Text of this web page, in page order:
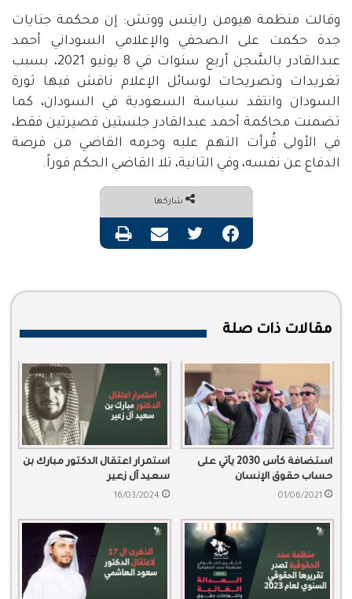
وقالت منظمة هيومن رايتس ووتش: إن محكمة جنايات
جدة حكمت على الصحفي والإعلامي السوداني أحمد
عبدالقادر بالسَّجن أربع سنوات في 8يونيو 2021، بسبب
تغريدات وتصريحات لوسائل الإعلام ناقش فيها ثورة
السودان وانتقد سياسة السعودية في السودان، كما
تضمنت محاكمة أحمد عبدالقادر جلستين قصيرتين فقط،
في الأولى قُرأت التهم عليه وحرمه القاضي من فرصة
الدفاع عن نفسه، وفي الثانية، تلا القاضي الحكم فوراً.
شاركها
فيسبوك تويتر مشاركة عبر البريد طباعة
مقالات ذات صلة
استضافة كأس 2030 يأتي على
حساب حقوق الإنسان
01/06/2021
استمرار اعتقال الدكتور مبارك بن
سعيد آل زعير
16/03/2024